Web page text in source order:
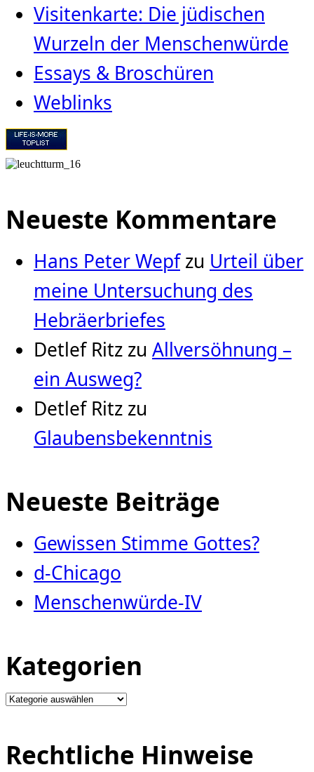
Visitenkarte: Die jüdischen
Wurzeln der Menschenwürde
Essays & Broschüren
Weblinks
Neueste Kommentare
Hans Peter Wepfzu Urteil über
meine Untersuchung des
Hebräerbriefes
Detlef Ritz zu Allversöhnung –
ein Ausweg?
Detlef Ritz zu
Glaubensbekenntnis
Neueste Beiträge
Gewissen Stimme Gottes?
d-Chicago
Menschenwürde-IV
Kategorien
Kategorien
Rechtliche Hinweise